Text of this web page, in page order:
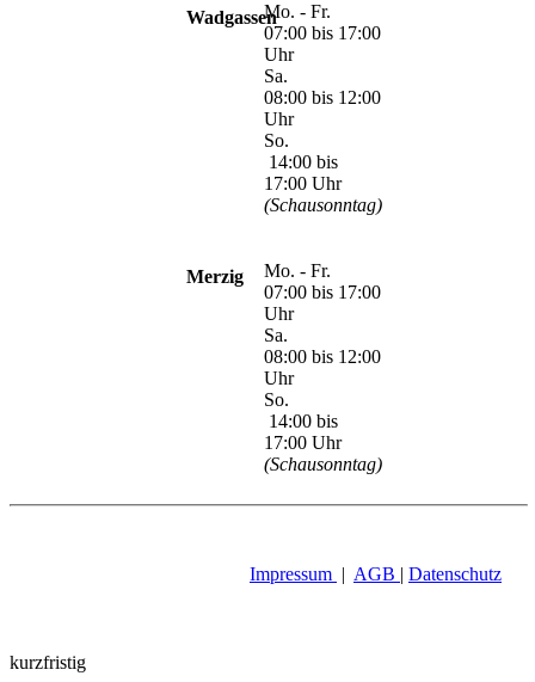
WadgassenMo. - Fr.
07:00 bis 17:00
Uhr
Sa.
08:00 bis 12:00
Uhr
So.
14:00 bis
17:00 Uhr
(Schausonntag)
Merzig
Mo. - Fr.
07:00 bis 17:00
Uhr
Sa.
08:00 bis 12:00
Uhr
So.
14:00 bis
17:00 Uhr
(Schausonntag)
Impressum | AGB | Datenschutz
kurzfristig